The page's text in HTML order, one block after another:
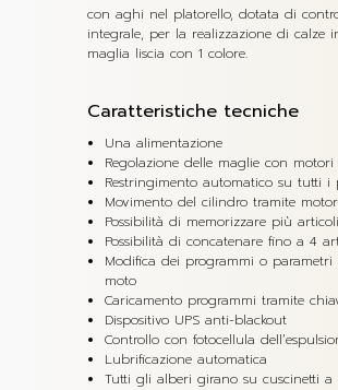
con aghi nel platorello, dotata di
integrale, per la realizzazione di calze
maglia liscia con 1 colore.
Caratteristiche tecniche
Una alimentazione
Regolazione delle maglie con motori
Restringimento automatico su tutti i
Movimento del cilindro tramite
Possibilità di memorizzare più
Possibilità di concatenare fino a 4
Modifica dei programmi o
moto
Caricamento programmi tramite
Dispositivo UPS anti-blackout
Controllo con fotocellula
Lubrificazione automatica
Tutti gli alberi girano su cuscinetti